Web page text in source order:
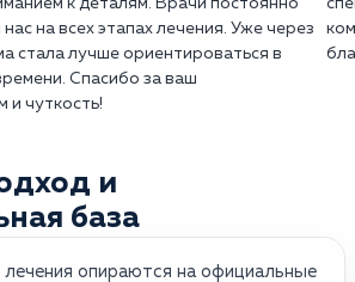
особенностях
к деталям. Врачи постоянно
на всех этапах лечения. Уже через
стала лучше ориентироваться в
Спасибо за ваш
и чуткость!
и
база
опираются на официальные